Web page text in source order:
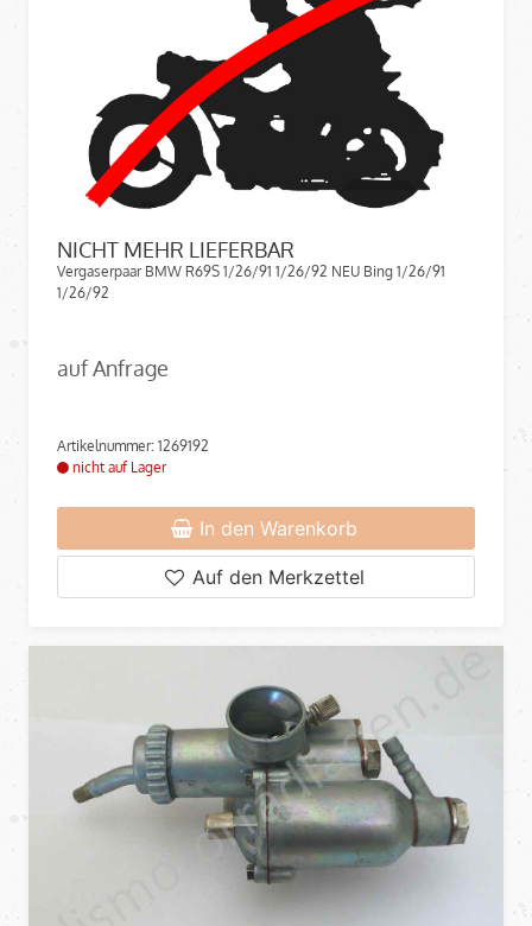
NICHT MEHR LIEFERBAR
Vergaserpaar BMW R69S 1/26/91 1/26/92 NEU Bing 1/26/91
1/26/92
auf Anfrage
Artikelnummer: 1269192
nicht auf Lager
In den Warenkorb
Auf den Merkzettel